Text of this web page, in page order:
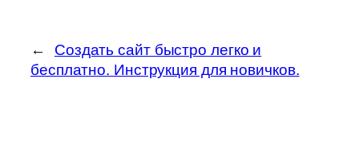
←
Создать сайт быстро легко и
бесплатно. Инструкция для новичков.